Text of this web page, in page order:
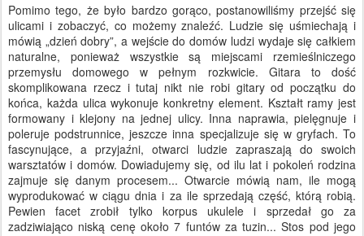
Pomimo tego, że było bardzo gorąco, postanowiliśmy przejść się
ulicami i zobaczyć, co możemy znaleźć. Ludzie się uśmiechają i
mówią „dzień dobry”, a wejście do domów ludzi wydaje się całkiem
naturalne, ponieważ wszystkie są miejscami rzemieślniczego
przemysłu domowego w pełnym rozkwicie. Gitara to dość
skomplikowana rzecz i tutaj nikt nie robi gitary od początku do
końca, każda ulica wykonuje konkretny element. Kształt ramy jest
formowany i klejony na jednej ulicy. Inna naprawia, pielęgnuje i
poleruje podstrunnice, jeszcze inna specjalizuje się w gryfach. To
fascynujące, a przyjaźni, otwarci ludzie zapraszają do swoich
warsztatów i domów. Dowiadujemy się, od ilu lat i pokoleń rodzina
zajmuje się danym procesem... Otwarcie mówią nam, ile mogą
wyprodukować w ciągu dnia i za ile sprzedają część, którą robią.
Pewien facet zrobił tylko korpus ukulele i sprzedał go za
zadziwiająco niską cenę około 7 funtów za tuzin... Stos pod jego